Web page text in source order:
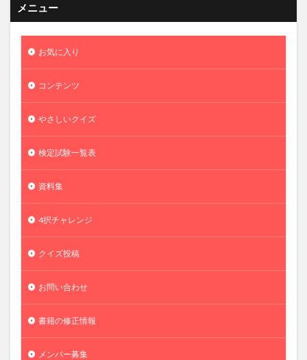
メニュー
お気に入り
コンテンツ
やさしいクイズ
検定試験一覧表
資料集
4択チャレンジ
クイズ投稿
お問い合わせ
書籍の修正情報
メンバー募集